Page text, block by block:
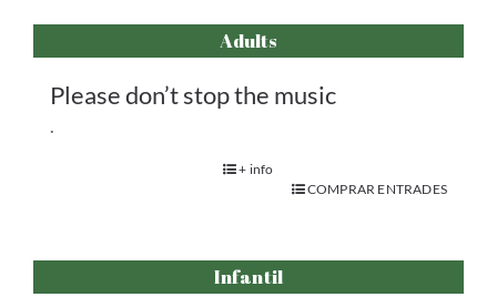
Adults
Please don’t stop the music
.
+ info
COMPRAR ENTRADES
Infantil